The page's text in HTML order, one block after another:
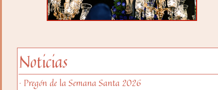
Noticias
· Pregón de la Semana Santa 2026